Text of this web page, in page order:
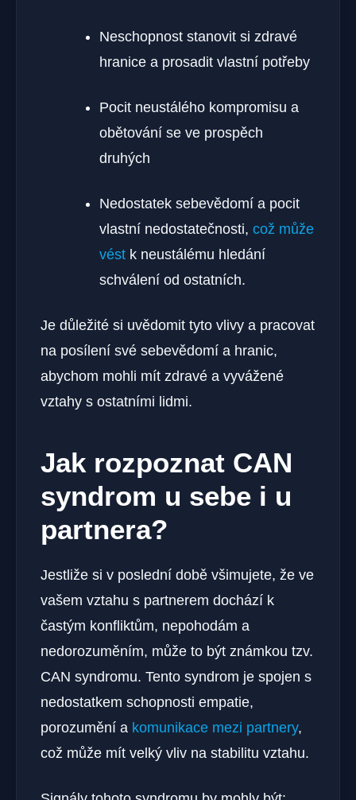
Neschopnost stanovit si zdravé
hranice a prosadit vlastní potřeby
Pocit‍ neustálého kompromisu a
obětování se ve prospěch ​
druhých
Nedostatek sebevědomí a pocit
vlastní nedostatečnosti, což může
vést ‌ k ⁢neustálému hledání
schválení od ostatních.
Je důležité si‌ uvědomit tyto vlivy‍ a pracovat
na ‍posílení své sebevědomí‌ a hranic,
abychom mohli mít zdravé a vyvážené
vztahy s ostatními lidmi.
Jak rozpoznat CAN
syndrom u sebe⁤ i u
partnera?
Jestliže si v ⁢poslední době všimujete, ⁢že ve
vašem vztahu s partnerem ⁤dochází k⁢
častým konfliktům, nepohodám a
nedorozuměním, může to být známkou tzv.
CAN syndromu. Tento ‍syndrom je spojen s
nedostatkem schopnosti empatie,⁣
porozumění a komunikace mezi partnery,
což může mít velký vliv na stabilitu vztahu.